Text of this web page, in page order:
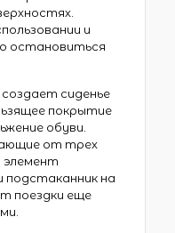
и
остановиться
сиденье
покрытие
обуви.
от трех
элемент
подстаканник на
поездки еще